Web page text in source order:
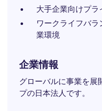
大手企業向けプラ
ワークライフバ
業環境
企業情報
グローバルに事業を展
プの日本法人です。